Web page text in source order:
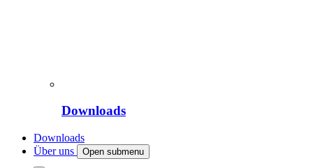
Downloads
Downloads
Über uns
Open submenu